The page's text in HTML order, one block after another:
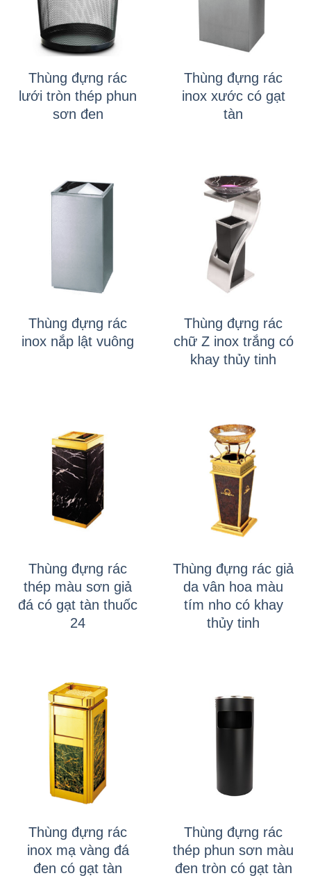
Thùng đựng rác
lưới tròn thép phun
sơn đen
Thùng đựng rác
inox xước có gạt
tàn
Thùng đựng rác
inox nắp lật vuông
Thùng đựng rác
chữ Z inox trắng có
khay thủy tinh
Thùng đựng rác
thép màu sơn giả
đá có gạt tàn thuốc
24
Thùng đựng rác giả
da vân hoa màu
tím nho có khay
thủy tinh
Thùng đựng rác
inox mạ vàng đá
đen có gạt tàn
Thùng đựng rác
thép phun sơn màu
đen tròn có gạt tàn